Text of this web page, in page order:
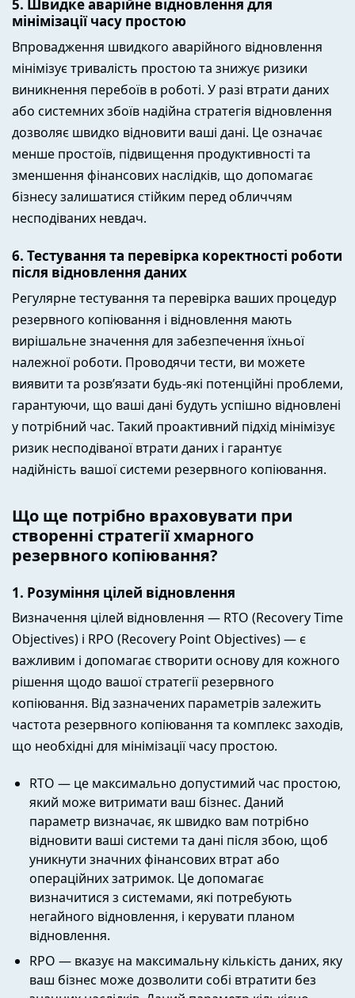
5. Швидке аварійне відновлення для
мінімізації часу простою
Впровадження швидкого аварійного відновлення
мінімізує тривалість простою та знижує ризики
виникнення перебоїв в роботі. У разі втрати даних
або системних збоїв надійна стратегія відновлення
дозволяє швидко відновити ваші дані. Це означає
менше простоїв, підвищення продуктивності та
зменшення фінансових наслідків, що допомагає
бізнесу залишатися стійким перед обличчям
несподіваних невдач.
6. Тестування та перевірка коректності роботи
після відновлення даних
Регулярне тестування та перевірка ваших процедур
резервного копіювання і відновлення мають
вирішальне значення для забезпечення їхньої
належної роботи. Проводячи тести, ви можете
виявити та розв’язати будь-які потенційні проблеми,
гарантуючи, що ваші дані будуть успішно відновлені
у потрібний час. Такий проактивний підхід мінімізує
ризик несподіваної втрати даних і гарантує
надійність вашої системи резервного копіювання.
Що ще потрібно враховувати при
створенні стратегії хмарного
резервного копіювання?
1. Розуміння цілей відновлення
Визначення цілей відновлення — RTO (Recovery Time
Objectives) і RPO (Recovery Point Objectives) — є
важливим і допомагає створити основу для кожного
рішення щодо вашої стратегії резервного
копіювання. Від зазначених параметрів залежить
частота резервного копіювання та комплекс заходів,
що необхідні для мінімізації часу простою.
RTO — це максимально допустимий час простою,
який може витримати ваш бізнес. Даний
параметр визначає, як швидко вам потрібно
відновити ваші системи та дані після збою, щоб
уникнути значних фінансових втрат або
операційних затримок. Це допомагає
визначитися з системами, які потребують
негайного відновлення, і керувати планом
відновлення.
RPO — вказує на максимальну кількість даних, яку
ваш бізнес може дозволити собі втратити без